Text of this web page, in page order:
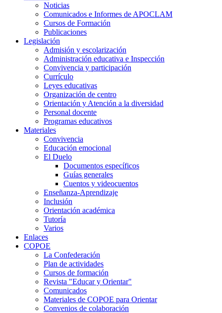
Noticias
Comunicados e Informes de APOCLAM
Cursos de Formación
Publicaciones
Legislación
Admisión y escolarización
Administración educativa e Inspección
Convivencia y participación
Currículo
Leyes educativas
Organización de centro
Orientación y Atención a la diversidad
Personal docente
Programas educativos
Materiales
Convivencia
Educación emocional
El Duelo
Documentos específicos
Guías generales
Cuentos y videocuentos
Enseñanza-Aprendizaje
Inclusión
Orientación académica
Tutoría
Varios
Enlaces
COPOE
La Confederación
Plan de actividades
Cursos de formación
Revista "Educar y Orientar"
Comunicados
Materiales de COPOE para Orientar
Convenios de colaboración